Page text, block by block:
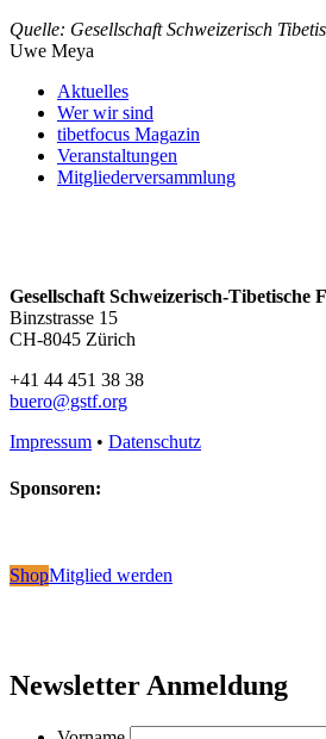
Quelle: Gesellschaft Schweizerisch
Uwe Meya
Aktuelles
Wer wir sind
tibetfocus Magazin
Veranstaltungen
Mitgliederversammlung
Gesellschaft Schweizerisch-Tibetische
Binzstrasse 15
CH-8045 Zürich
+41 44 451 38 38
buero@gstf.org
Impressum • Datenschutz
Sponsoren:
ShopMitglied werden
Newsletter Anmeldung